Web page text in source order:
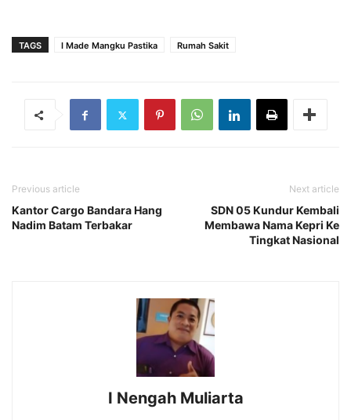
TAGS I Made Mangku Pastika Rumah Sakit
Previous article
Kantor Cargo Bandara Hang
Nadim Batam Terbakar
Next article
SDN 05 Kundur Kembali
Membawa Nama Kepri Ke
Tingkat Nasional
I Nengah Muliarta